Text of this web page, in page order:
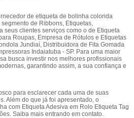
de etiqueta de bolinha colorida
de Ribbons, Etiquetas,
seus clientes serviços como o de Etiqueta
Roupas, Empresa de Rótulos e Etiquetas
Jundiaí, Distribuidora de Fita Gomada
Indaiatuba - SP. Para uma maior
busca investir nos melhores profissionais
garantindo assim, a sua confiança e
para esclarecer cada uma de suas
Além do que já foi apresentado, o
com Etiqueta Adesiva em Rolo Etiqueta Tag
Saiba mais entrando em contato.